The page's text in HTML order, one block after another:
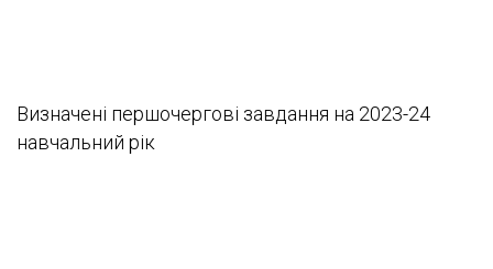
Визначені першочергові завдання на 2023-24
навчальний рік